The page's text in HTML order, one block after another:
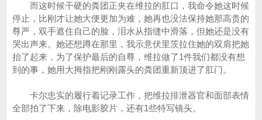
而这时候干硬的粪团正夹在维拉的肛口，我命令她这时候
停止，比刚才让她大便更加为难，她再也没法保持她那高贵的
尊严，双手遮住自己的脸，泪水从指缝中滑落，但她还是没有
哭出声来。她还想蹲在那里，我示意伏里茨拉住她的双肩把她
抬了起来，为了保护最后的自尊，维拉做了1件我们都没有想
到的事，她用大拇指把刚刚露头的粪团重新顶进了肛门。
卡尔忠实的履行着记录工作，把维拉排泄器官和面部表情
全部拍了下来，除电影胶片，还有1些特写镜头。